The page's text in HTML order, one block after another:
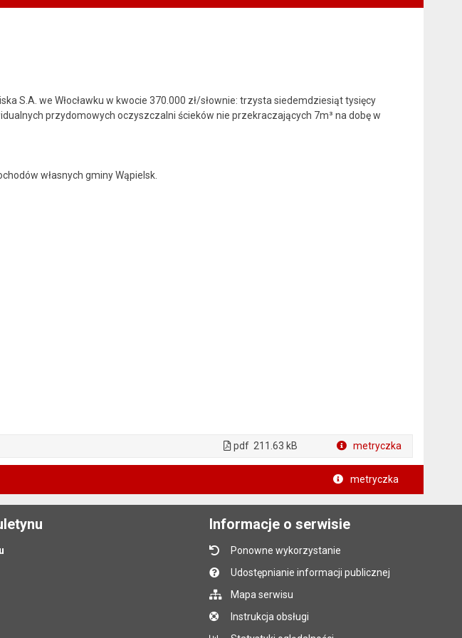
S.A. we Włocławku w kwocie 370.000 zł/słownie: trzysta siedemdziesiąt tysięcy
przydomowych oczyszczalni ścieków nie przekraczających 7m³ na dobę w
własnych gminy Wąpielsk.
pdf 211.63 kB metryczka
metryczka
Informacje o serwisie
Ponowne wykorzystanie
Udostępnianie informacji publicznej
Mapa serwisu
Instrukcja obsługi